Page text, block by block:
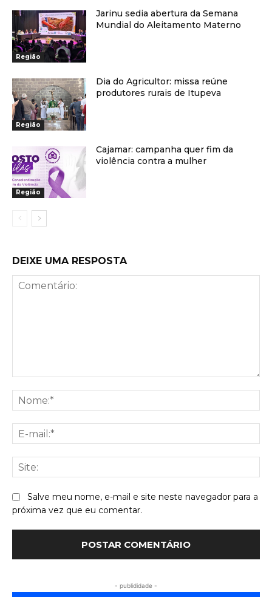
Região
Jarinu sedia abertura da Semana
Mundial do Aleitamento Materno
Região
Dia do Agricultor: missa reúne
produtores rurais de Itupeva
Região
Cajamar: campanha quer fim da
violência contra a mulher
DEIXE UMA RESPOSTA
Salve meu nome, e-mail e site neste navegador para a
próxima vez que eu comentar.
- publididade -